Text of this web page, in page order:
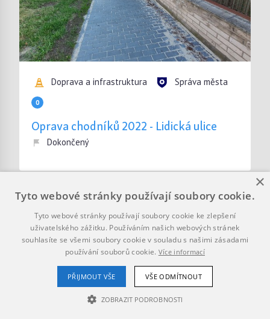
Doprava a infrastruktura Správa města
0
Oprava chodníků 2022 - Lidická ulice
Dokončený
×
Tyto webové stránky používají soubory cookie.
Tyto webové stránky používají soubory cookie ke zlepšení
uživatelského zážitku. Používáním našich webových stránek
souhlasíte se všemi soubory cookie v souladu s našimi zásadami
používání souborů cookie. Více informací
PŘIJMOUT VŠE VŠE ODMÍTNOUT
ZOBRAZIT PODROBNOSTI